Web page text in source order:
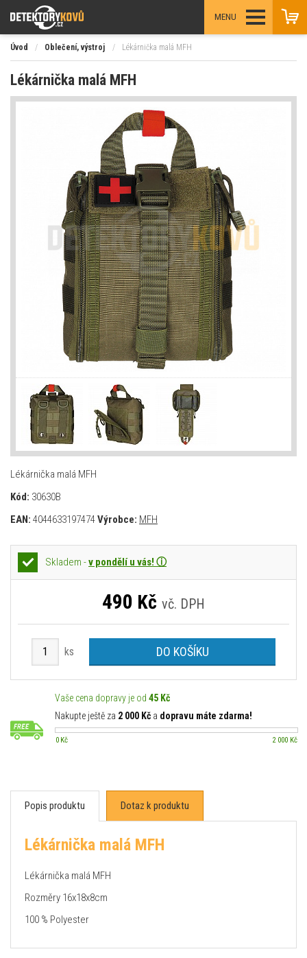
MENU
Úvod / Oblečení, výstroj / Lékárnička malá MFH
Lékárnička malá MFH
Lékárnička malá MFH
Kód: 30630B
EAN: 4044633197474Výrobce: MFH
Skladem -v pondělí u vás! ⓘ
490 Kč vč. DPH
ks DO KOŠÍKU
Vaše cena dopravy je od 45 Kč
Nakupte ještě za 2 000 Kč a dopravu máte zdarma!
0 Kč 2 000 Kč
Popis produktu Dotaz k produktu
Lékárnička malá MFH
Lékárnička malá MFH
Rozměry 16x18x8cm
100 % Polyester